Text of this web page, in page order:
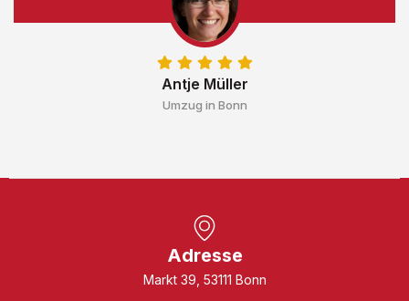
Antje Müller
Umzug in Bonn
Adresse
Markt 39, 53111 Bonn